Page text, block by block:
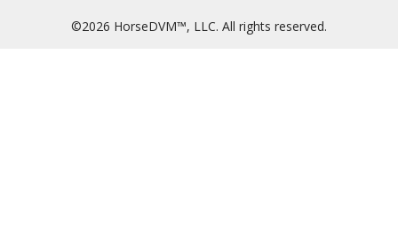
©2026 HorseDVM™, LLC. All rights reserved.